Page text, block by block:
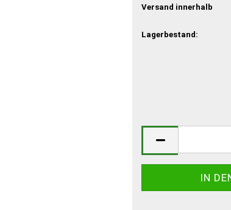
Versand innerhalb
Lagerbestand: